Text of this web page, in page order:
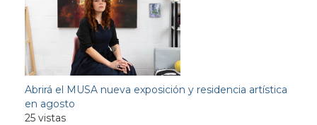
Abrirá el MUSA nueva exposición y residencia artística
en agosto
25 vistas